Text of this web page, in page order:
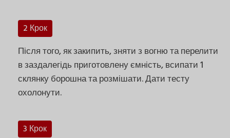
2 Крок
Після того, як закипить, зняти з вогню та перелити
в заздалегідь приготовлену ємність, всипати 1
склянку борошна та розмішати. Дати тесту
охолонути.
3 Крок